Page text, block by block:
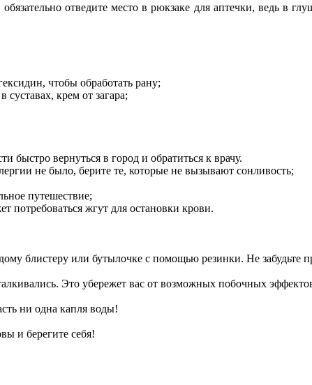
отведите место в рюкзаке для аптечки, ведь в
чтобы обработать рану;
крем от загара;
быстро вернуться в город и обратиться к врачу.
не было, берите те, которые не вызывают сонливость;
путешествие;
жгут для остановки крови.
блистеру или бутылочке с помощью резинки. Не забудьте
Это убережет вас от возможных побочных
ни одна капля воды!
и берегите себя!